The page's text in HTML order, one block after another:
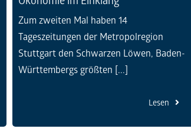
Zum zweiten Mal haben 14
Tageszeitungen der Metropolregion
Stuttgart den Schwarzen Löwen, Baden-
Württembergs größten [...]
Lesen